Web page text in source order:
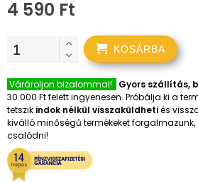
4 590 Ft
KOSÁRBA
Várároljon bizalommal!
Gyors szállítás,
30.000 Ft felett ingyenesen. Próbálja ki a
tetszik indok nélkül visszaküldhetiés
kiválló minőségű termékeket forgalmazunk,
csalódni!